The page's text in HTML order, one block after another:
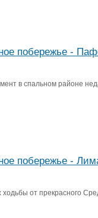
побережье -
в спальном районе
побережье -
от прекрасного